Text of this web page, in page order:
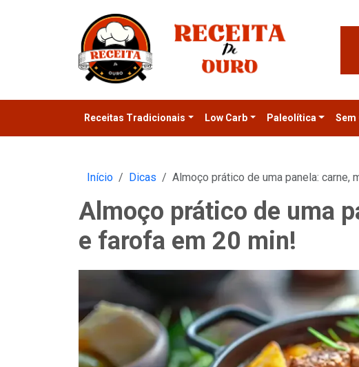
Receitas Tradicionais Low Carb Paleolítica Sem
Início Dicas Almoço prático de uma panela: carne,
Almoço prático de uma
e farofa em 20 min!